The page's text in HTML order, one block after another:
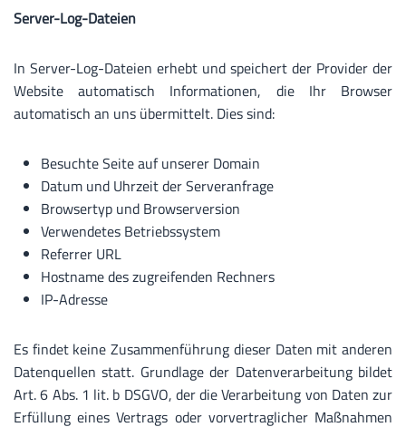
Server-Log-Dateien
In Server-Log-Dateien erhebt und speichert der Provider der
Website automatisch Informationen, die Ihr Browser
automatisch an uns übermittelt. Dies sind:
Besuchte Seite auf unserer Domain
Datum und Uhrzeit der Serveranfrage
Browsertyp und Browserversion
Verwendetes Betriebssystem
Referrer URL
Hostname des zugreifenden Rechners
IP-Adresse
Es findet keine Zusammenführung dieser Daten mit anderen
Datenquellen statt. Grundlage der Datenverarbeitung bildet
Art. 6 Abs. 1 lit. b DSGVO, der die Verarbeitung von Daten zur
Erfüllung eines Vertrags oder vorvertraglicher Maßnahmen